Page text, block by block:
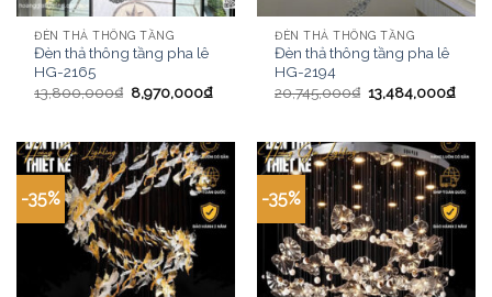
ĐÈN THẢ THÔNG TẦNG
Đèn thả thông tầng pha lê
HG-2165
13,800,000₫ 8,970,000₫
ĐÈN THẢ THÔNG TẦNG
Đèn thả thông tầng pha lê
HG-2194
20,745,000₫ 13,484,000₫
-35% -35%